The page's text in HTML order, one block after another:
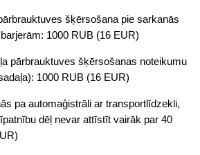
šķērsošana pie sarkanās
1000 RUB (16 EUR)
pārbrauktuves šķērsošanas noteikumu
1000 RUB (16 EUR)
pa automaģistrāli ar transportlīdzekli,
dēļ nevar attīstīt vairāk par 40